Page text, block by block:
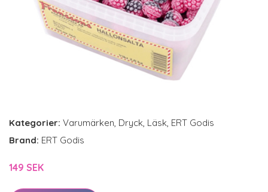
Kategorier: Varumärken, Dryck, Läsk, ERT Godis
Brand: ERT Godis
149 SEK